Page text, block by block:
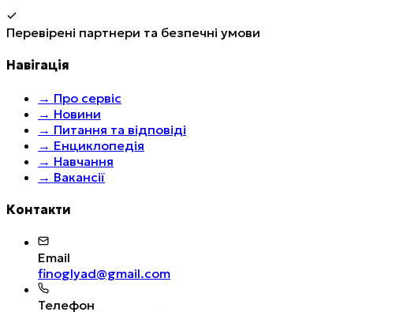
Перевірені партнери та безпечні умови
Навігація
→ Про сервіс
→ Новини
→ Питання та відповіді
→ Енциклопедія
→ Навчання
→ Вакансії
Контакти
Email
finoglyad@gmail.com
Телефон